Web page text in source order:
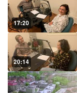
17:20
20:14